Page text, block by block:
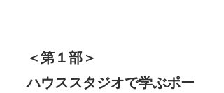
＜第１部＞
ハウススタジオで学ぶポー